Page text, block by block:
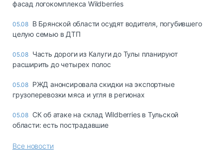
фасад логокомплекса Wildberries
05.08 В Брянской области осудят водителя, погубившего
целую семью в ДТП
05.08 Часть дороги из Калуги до Тулы планируют
расширить до четырех полос
05.08 РЖД анонсировала скидки на экспортные
грузоперевозки мяса и угля в регионах
05.08 СК об атаке на склад Wildberries в Тульской
области: есть пострадавшие
Все новости